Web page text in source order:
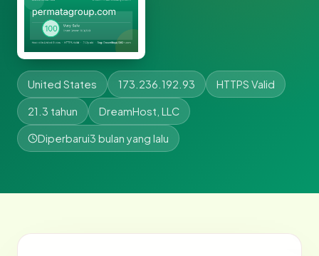
United States 173.236.192.93 HTTPS Valid
21.3 tahun DreamHost, LLC
Diperbarui3 bulan yang lalu